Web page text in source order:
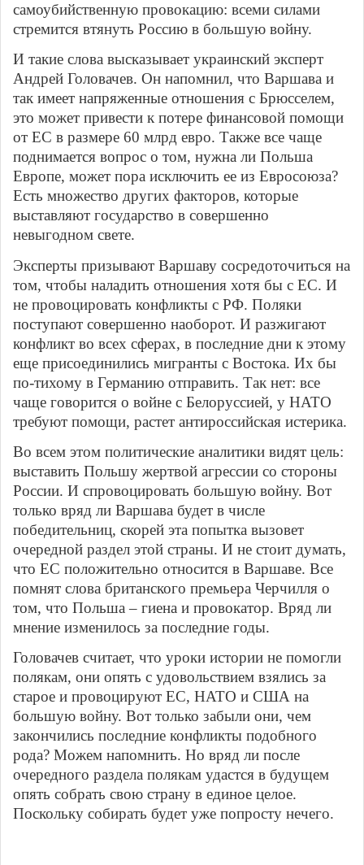
самоубийственную провокацию: всеми силами
стремится втянуть Россию в большую войну.
И такие слова высказывает украинский эксперт
Андрей Головачев. Он напомнил, что Варшава и
так имеет напряженные отношения с Брюсселем,
это может привести к потере финансовой помощи
от ЕС в размере 60 млрд евро. Также все чаще
поднимается вопрос о том, нужна ли Польша
Европе, может пора исключить ее из Евросоюза?
Есть множество других факторов, которые
выставляют государство в совершенно
невыгодном свете.
Эксперты призывают Варшаву сосредоточиться на
том, чтобы наладить отношения хотя бы с ЕС. И
не провоцировать конфликты с РФ. Поляки
поступают совершенно наоборот. И разжигают
конфликт во всех сферах, в последние дни к этому
еще присоединились мигранты с Востока. Их бы
по-тихому в Германию отправить. Так нет: все
чаще говорится о войне с Белоруссией, у НАТО
требуют помощи, растет антироссийская истерика.
Во всем этом политические аналитики видят цель:
выставить Польшу жертвой агрессии со стороны
России. И спровоцировать большую войну. Вот
только вряд ли Варшава будет в числе
победительниц, скорей эта попытка вызовет
очередной раздел этой страны. И не стоит думать,
что ЕС положительно относится в Варшаве. Все
помнят слова британского премьера Черчилля о
том, что Польша – гиена и провокатор. Вряд ли
мнение изменилось за последние годы.
Головачев считает, что уроки истории не помогли
полякам, они опять с удовольствием взялись за
старое и провоцируют ЕС, НАТО и США на
большую войну. Вот только забыли они, чем
закончились последние конфликты подобного
рода? Можем напомнить. Но вряд ли после
очередного раздела полякам удастся в будущем
опять собрать свою страну в единое целое.
Поскольку собирать будет уже попросту нечего.